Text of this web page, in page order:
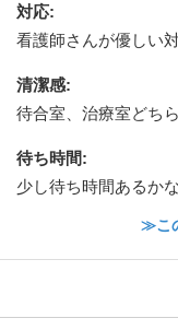
対応:
看護師さんが優しい
清潔感:
待合室、治療室どち
待ち時間:
少し待ち時間あるかな
≫こ